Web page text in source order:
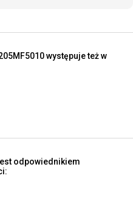
występuje też w
odpowiednikiem